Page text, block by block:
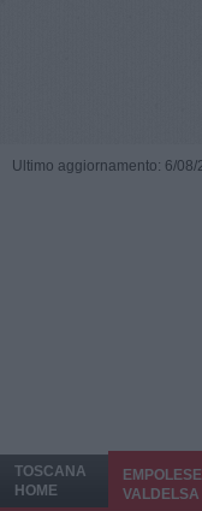
Ultimo aggiornamento: 6/08/
TOSCANA
HOME
EMPOLESE
VALDELSA